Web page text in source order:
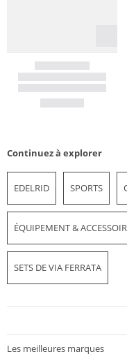
Continuez à explorer
EDELRID SPORTS
ÉQUIPEMENT &
SETS DE VIA FERRATA
Les meilleures marques